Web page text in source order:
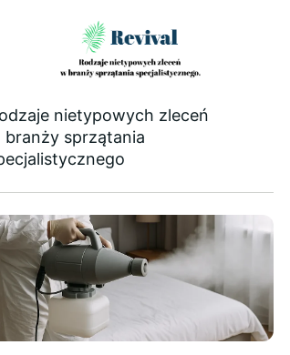
nietypowych zleceń
branży sprzątania